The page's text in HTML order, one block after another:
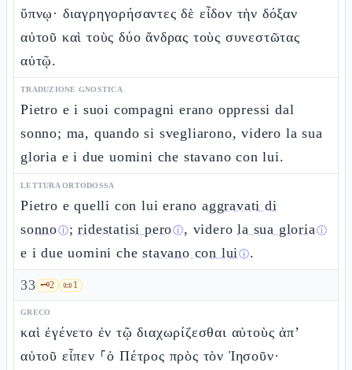
ὕπνῳ· διαγρηγορήσαντες δὲ εἶδον τὴν δόξαν
αὐτοῦ καὶ τοὺς δύο ἄνδρας τοὺς συνεστῶτας
αὐτῷ.
TRADUZIONE GNOSTICA
Pietro e i suoi compagni erano oppressi dal
sonno; ma, quando si svegliarono, videro la sua
gloria e i due uomini che stavano con lui.
LETTURA ORTODOSSA
Pietro e quelli con lui eranoaggravati di
sonnoⓘ;ridestatisi peroⓘ, viderola sua gloriaⓘ
e i due uomini chestavano con luiⓘ.
33 🗝️2 📜1
GRECO
καὶ ἐγένετο ἐν τῷ διαχωρίζεσθαι αὐτοὺς ἀπ’
αὐτοῦ εἶπεν ⸀ὁ Πέτρος πρὸς τὸν Ἰησοῦν·